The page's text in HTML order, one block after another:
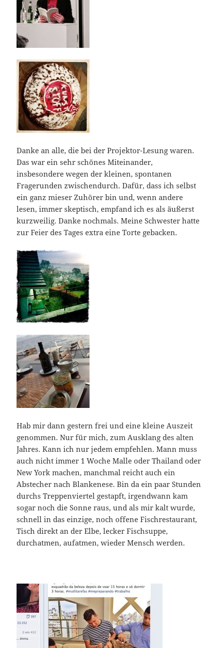
Danke an alle, die bei der Projektor-Lesung waren.
Das war ein sehr schönes Miteinander,
insbesondere wegen der kleinen, spontanen
Fragerunden zwischendurch. Dafür, dass ich selbst
ein ganz mieser Zuhörer bin und, wenn andere
lesen, immer skeptisch, empfand ich es als äußerst
kurzweilig. Danke nochmals. Meine Schwester hatte
zur Feier des Tages extra eine Torte gebacken.
Hab mir dann gestern frei und eine kleine Auszeit
genommen. Nur für mich, zum Ausklang des alten
Jahres. Kann ich nur jedem empfehlen. Mann muss
auch nicht immer 1 Woche Malle oder Thailand oder
New York machen, manchmal reicht auch ein
Abstecher nach Blankenese. Bin da ein paar Stunden
durchs Treppenviertel gestapft, irgendwann kam
sogar noch die Sonne raus, und als mir kalt wurde,
schnell in das einzige, noch offene Fischrestaurant,
Tisch direkt an der Elbe, lecker Fischsuppe,
durchatmen, aufatmen, wieder Mensch werden.